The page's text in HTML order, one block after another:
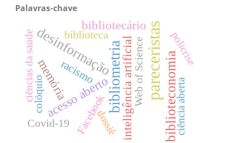
Palavras-chave
pareceristas
bibliometria
desinformação biblioteconomia
acesso aberto inteligência artificial
bibliotecário
memória
Facebook
racismo
biblioteca
Web of Science
Covid-19 dossiê
policrise
colóquio ciência aberta
ciências da saúde